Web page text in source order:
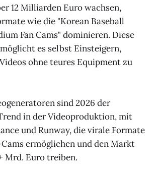
12 Milliarden Euro wachsen,
wie die "Korean Baseball
Fan Cams" dominieren. Diese
es selbst Einsteigern,
ohne teures Equipment zu
sind 2026 der
in der Videoproduktion, mit
und Runway, die virale Formate
ermöglichen und den Markt
Mrd. Euro treiben.